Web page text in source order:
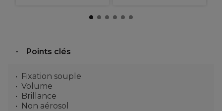
Points clés
Fixation souple
Volume
Brillance
Non aérosol